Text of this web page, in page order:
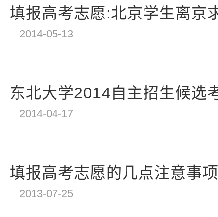
填报高考志愿:北京学生离京
2014-05-13
东北大学2014自主招生候选
2014-04-17
填报高考志愿的几点注意事项
2013-07-25